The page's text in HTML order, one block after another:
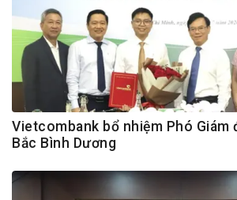
Vietcombank bổ nhiệm Phó Giám
Bắc Bình Dương